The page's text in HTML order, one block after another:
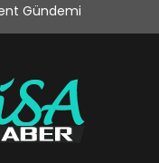
Gündemi